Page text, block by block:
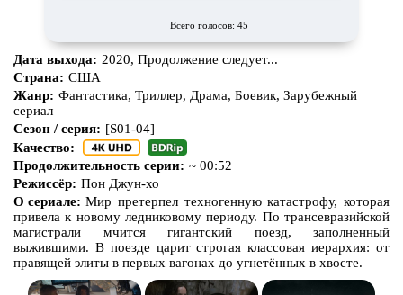
Всего голосов: 45
Дата выхода: 2020, Продолжение следует...
Страна: США
Жанр: Фантастика, Триллер, Драма, Боевик, Зарубежный
сериал
Сезон / серия: [S01-04]
Качество:
Продолжительность серии: ~ 00:52
Режиссёр: Пон Джун-хо
О сериале: Мир претерпел техногенную катастрофу, которая
привела к новому ледниковому периоду. По трансевразийской
магистрали мчится гигантский поезд, заполненный
выжившими. В поезде царит строгая классовая иерархия: от
правящей элиты в первых вагонах до угнетённых в хвосте.